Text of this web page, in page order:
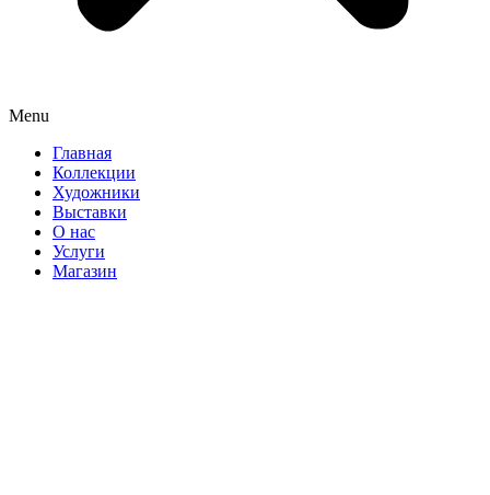
Menu
Главная
Коллекции
Художники
Выставки
О нас
Услуги
Магазин